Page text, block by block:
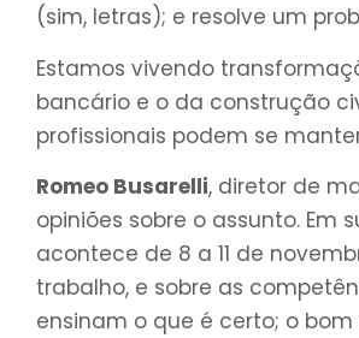
(sim, letras); e resolve um
Estamos vivendo
bancário e o da construção
profissionais podem se
Romeo Busarelli, diretor de
opiniões sobre o assunto. Em
acontece de 8 a 11 de
trabalho, e sobre as
ensinam o que é certo; o